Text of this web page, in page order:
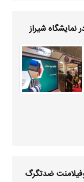
نمایشگاه شیراز
ضدتگرگ